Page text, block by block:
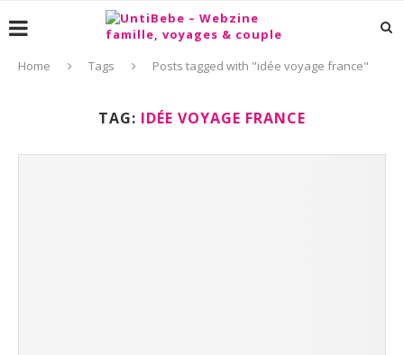
Home Tags Posts tagged with "idée voyage france"
TAG: IDÉE VOYAGE FRANCE